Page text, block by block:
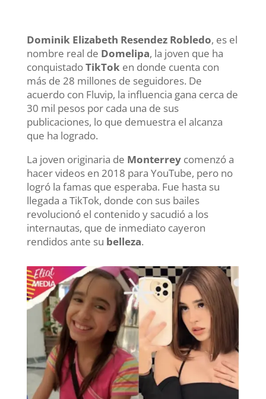
Dominik Elizabeth Resendez Robledo, es el
nombre real de Domelipa, la joven que ha
conquistadoTikTok en donde cuenta con
más de 28 millones de seguidores. De
acuerdo con Fluvip, la influencia gana cerca de
30 mil pesos por cada una de sus
publicaciones, lo que demuestra el alcanza
que ha logrado.
La joven originaria de Monterrey comenzó a
hacer videos en 2018 para YouTube, pero no
logró la famas que esperaba. Fue hasta su
llegada a TikTok, donde con sus bailes
revolucionó el contenido y sacudió a los
internautas, que de inmediato cayeron
rendidos ante su belleza.